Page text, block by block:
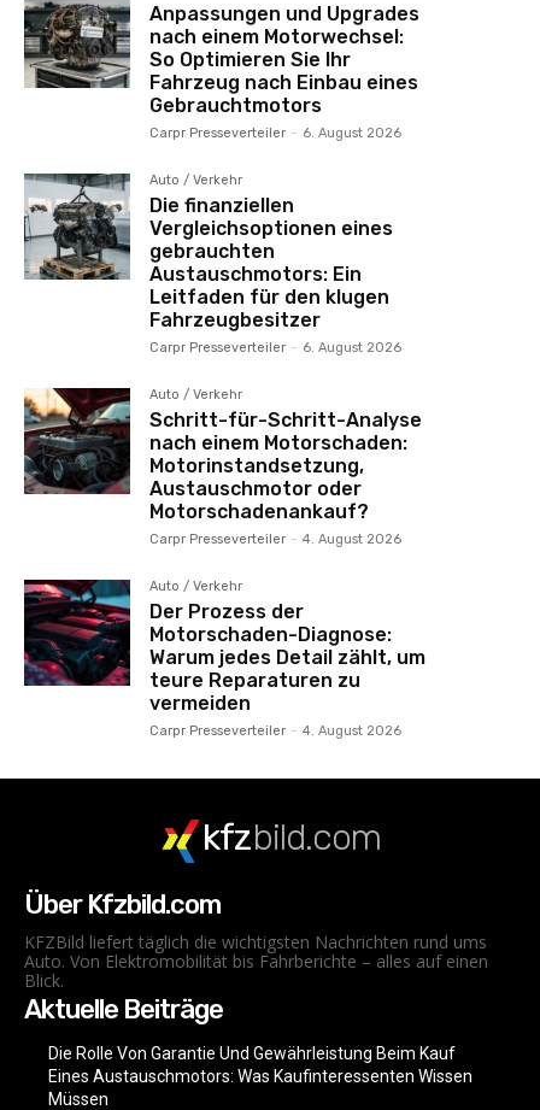
Anpassungen und Upgrades
nach einem Motorwechsel:
So Optimieren Sie Ihr
Fahrzeug nach Einbau eines
Gebrauchtmotors
Carpr Presseverteiler - 6. August 2026
Auto / Verkehr
Die finanziellen
Vergleichsoptionen eines
gebrauchten
Austauschmotors: Ein
Leitfaden für den klugen
Fahrzeugbesitzer
Carpr Presseverteiler - 6. August 2026
Auto / Verkehr
Schritt-für-Schritt-Analyse
nach einem Motorschaden:
Motorinstandsetzung,
Austauschmotor oder
Motorschadenankauf?
Carpr Presseverteiler - 4. August 2026
Auto / Verkehr
Der Prozess der
Motorschaden-Diagnose:
Warum jedes Detail zählt, um
teure Reparaturen zu
vermeiden
Carpr Presseverteiler - 4. August 2026
kfzbild.com
Über Kfzbild.com
KFZBild liefert täglich die wichtigsten Nachrichten rund ums
Auto. Von Elektromobilität bis Fahrberichte – alles auf einen
Blick.
Aktuelle Beiträge
Die Rolle Von Garantie Und Gewährleistung Beim Kauf
Eines Austauschmotors: Was Kaufinteressenten Wissen
Müssen